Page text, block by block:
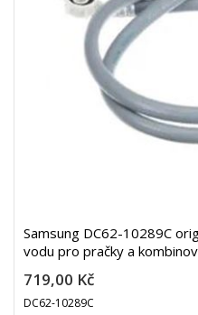
Samsung DC62-10289C
vodu pro pračky a
719,00 Kč
DC62-10289C